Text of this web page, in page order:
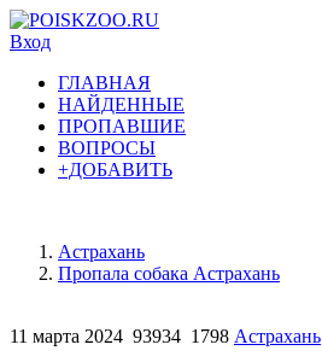
Вход
ГЛАВНАЯ
НАЙДЕННЫЕ
ПРОПАВШИЕ
ВОПРОСЫ
+ДОБАВИТЬ
Астрахань
Пропала собака Астрахань
11 марта 2024 93934 1798 Астрахань